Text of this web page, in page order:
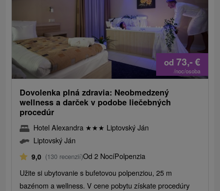
od 73,-€
/noc/osoba
Dovolenka plná zdravia: Neobmedzený
wellness a darček v podobe liečebných
procedúr
Hotel Alexandra ★★★ Liptovský Ján
Liptovský Ján
9,0 (130 recenzií)Od 2 NocíPolpenzia
Užite si ubytovanie s bufetovou polpenziou, 25 m
bazénom a wellness. V cene pobytu získate procedúry